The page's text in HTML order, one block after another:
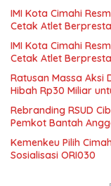
Parungponteng,
IMI Kota Cimahi
Cetak Atlet
IMI Kota Cimahi
Cetak Atlet
Ratusan Massa Aksi
Hibah Rp30 Miliar
Rebranding RSUD
Pemkot Bantah
Kemenkeu Pilih
Sosialisasi ORI030